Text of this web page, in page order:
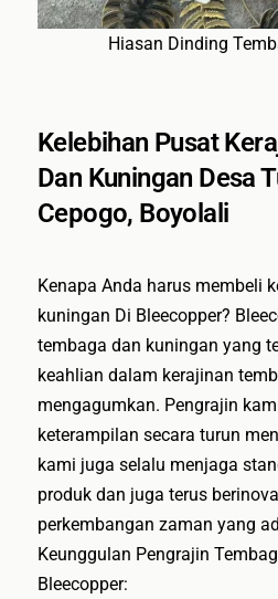
Hiasan Dinding
Kelebihan Pusat
Dan Kuningan Desa
Cepogo, Boyolali
Kenapa Anda harus membeli
kuningan Di Bleecopper?
tembaga dan kuningan yang
keahlian dalam kerajinan
mengagumkan. Pengrajin
keterampilan secara turun
kami juga selalu menjaga
produk dan juga terus
perkembangan zaman yang
Keunggulan Pengrajin
Bleecopper: